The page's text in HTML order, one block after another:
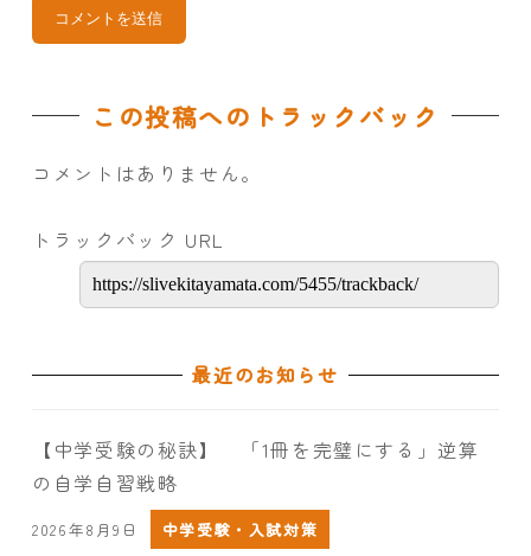
この投稿へのトラックバック
コメントはありません。
トラックバック URL
最近のお知らせ
【中学受験の秘訣】 「1冊を完璧にする」逆算
の自学自習戦略
2026年8月9日 中学受験・入試対策